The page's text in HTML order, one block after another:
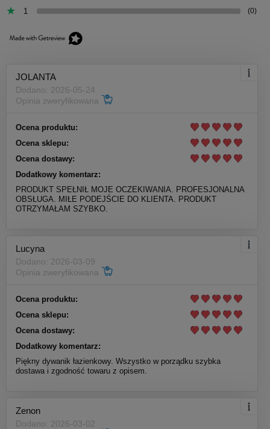
1
(0)
JOLANTA
Dodano: 2026-05-24
Opinia zweryfikowana
Ocena produktu:
Ocena sklepu:
Ocena dostawy:
Dodatkowy komentarz:
PRODUKT SPEŁNIŁ MOJE OCZEKIWANIA. PROFESJONALNA
OBSŁUGA. MIŁE PODEJŚCIE DO KLIENTA. PRODUKT
OTRZYMAŁAM SZYBKO.
Lucyna
Dodano: 2026-03-09
Opinia zweryfikowana
Ocena produktu:
Ocena sklepu:
Ocena dostawy:
Dodatkowy komentarz:
Piękny dywanik łazienkowy. Wszystko w porządku szybka
dostawa i zgodność towaru z opisem.
Zenon
Dodano: 2026-03-02